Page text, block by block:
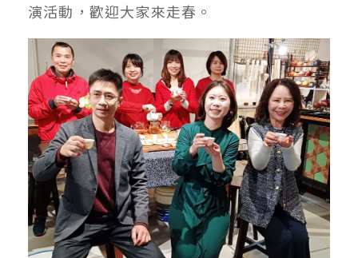
演活動，歡迎大家來走春。